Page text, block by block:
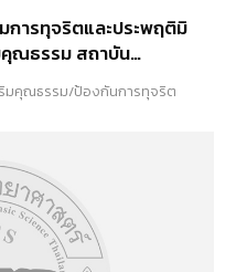
ารทุจริตและประพฤติมิ
ณธรรม สถาบัน
าณ พ.ศ. 2566
มคุณธรรม/ป้องกันการทุจริต